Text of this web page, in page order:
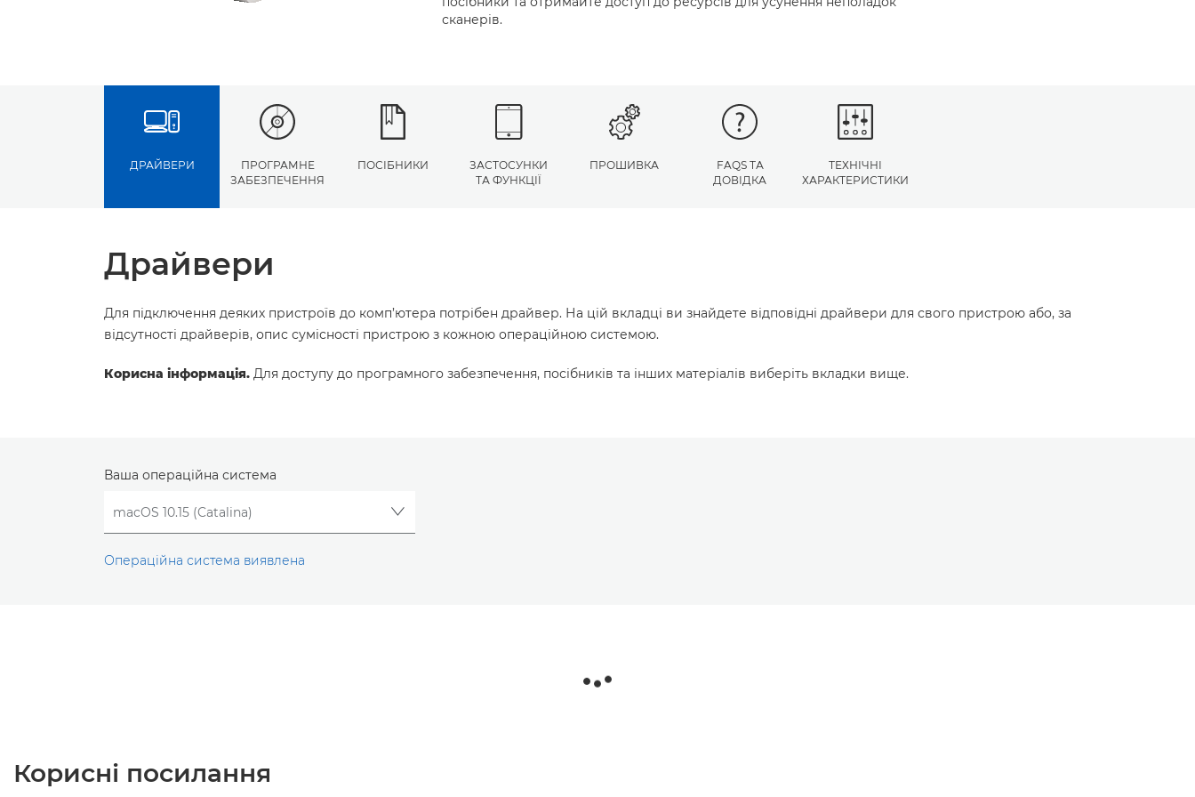
сканерів.
ДРАЙВЕРИ
ПРОГРАМНЕ
ЗАБЕЗПЕЧЕННЯ
ПОСІБНИКИ
ЗАСТОСУНКИ
ТА ФУНКЦІЇ
ПРОШИВКА
FAQS ТА
ДОВІДКА
ТЕХНІЧНІ
ХАРАКТЕРИСТИКИ
Драйвери
Для підключення деяких пристроїв до комп’ютера потрібен драйвер. На цій вкладці ви знайдете відповідні драйвери для свого пристрою або, за
відсутності драйверів, опис сумісності пристрою з кожною операційною системою.
Корисна інформація. Для доступу до програмного забезпечення, посібників та інших матеріалів виберіть вкладки вище.
Ваша операційна система
Операційна система виявлена
Корисні посилання